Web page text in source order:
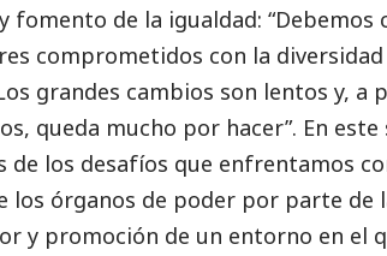
fomento de la igualdad:
comprometidos con la
grandes cambios son lentos y, a
queda mucho por hacer”. En
de los desafíos que enfrentamos
los órganos de poder por parte de
y promoción de un entorno en el